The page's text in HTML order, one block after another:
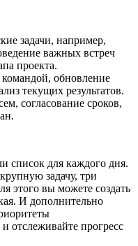
задачи, например,
важных встреч
проекта.
обновление
текущих результатов.
согласование сроков,
список для каждого дня.
задачу, три
этого вы можете создать
И дополнительно
отслеживайте прогресс